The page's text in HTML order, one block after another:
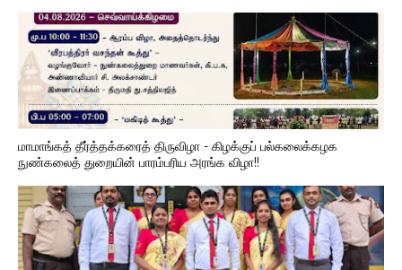
மாமாங்கத் தீர்த்தக்கரைத் திருவிழா - கிழக்குப் பல்கலைக்கழக
நுண்கலைத் துறையின் பாரம்பரிய அரங்க விழா!!